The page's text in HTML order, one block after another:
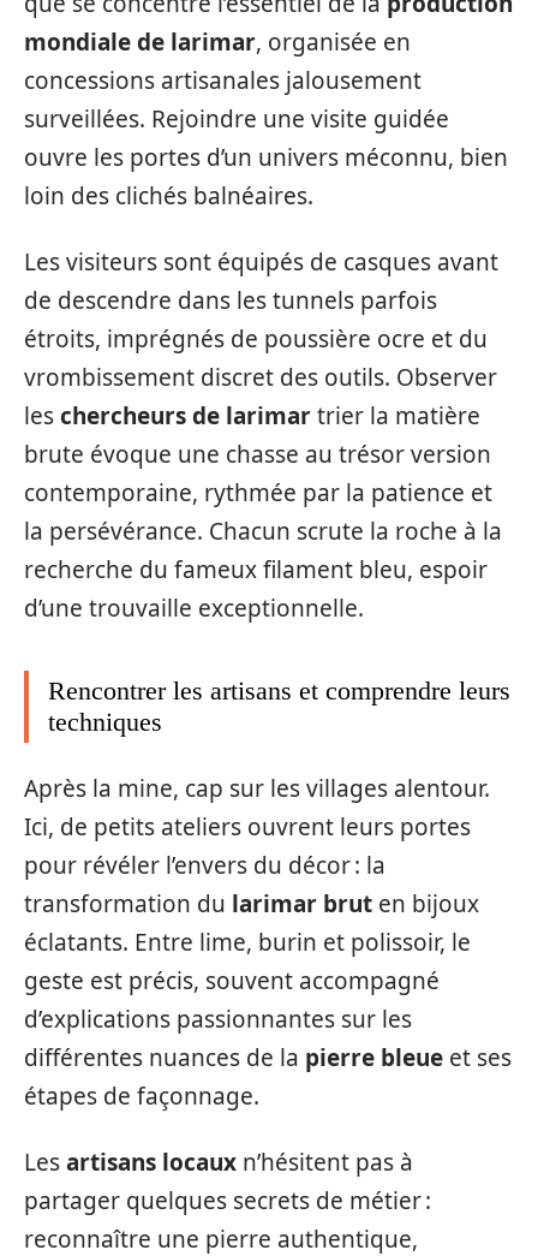
mondiale de larimar, organisée en
concessions artisanales jalousement
surveillées. Rejoindre une visite guidée
ouvre les portes d’un univers méconnu, bien
loin des clichés balnéaires.
Les visiteurs sont équipés de casques avant
de descendre dans les tunnels parfois
étroits, imprégnés de poussière ocre et du
vrombissement discret des outils. Observer
leschercheurs de larimartrier la matière
brute évoque une chasse au trésor version
contemporaine, rythmée par la patience et
la persévérance. Chacun scrute la roche à la
recherche du fameux filament bleu, espoir
d’une trouvaille exceptionnelle.
Rencontrer les artisans et comprendre leurs
techniques
Après la mine, cap sur les villages alentour.
Ici, de petits ateliers ouvrent leurs portes
pour révéler l’envers du décor : la
transformation du larimar brut en bijoux
éclatants. Entre lime, burin et polissoir, le
geste est précis, souvent accompagné
d’explications passionnantes sur les
différentes nuances de la pierre bleue et ses
étapes de façonnage.
Lesartisans locaux n’hésitent pas à
partager quelques secrets de métier :
reconnaître une pierre authentique,